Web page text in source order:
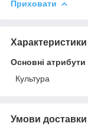
Приховати
Характеристики
Основні атрибути
Культура
Умови доставки